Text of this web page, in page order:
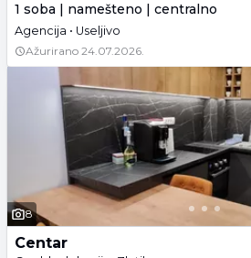
1 soba | namešteno | centralno
Agencija • Useljivo
Ažurirano 24.07.2026.
8
Centar